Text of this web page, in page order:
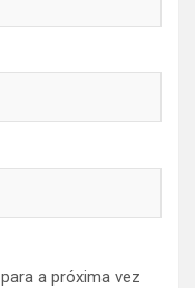
a próxima vez